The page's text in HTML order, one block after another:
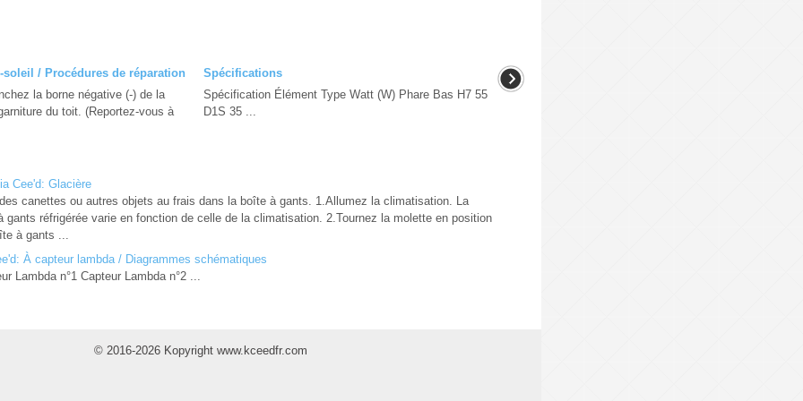
soleil / Procédures de réparation
la borne négative (-) de la
du toit. (Reportez-vous à
Spécifications
Spécification Élément Type Watt (W) Phare Bas H7 55
D1S 35 ...
Cee'd: Glacière
canettes ou autres objets au frais dans la boîte à gants. 1.Allumez la climatisation. La
gants réfrigérée varie en fonction de celle de la climatisation. 2.Tournez la molette en position
à gants ...
À capteur lambda / Diagrammes schématiques
Lambda n°1 Capteur Lambda n°2 ...
© 2016-2026 Kopyright www.kceedfr.com